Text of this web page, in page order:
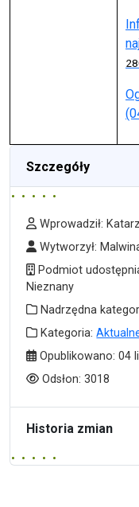
Szczegóły
Wprowadził
Wprowadził:
Wytworzył
Wytworzył:
Podmiot
Podmiot
Nieznany
Nadrzędna
Nadrzędna
Kategoria
Kategoria:
Data publikacji
Opublikowano: 04
Odsłony
Odsłon: 3018
Historia zmian